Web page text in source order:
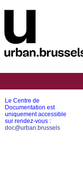
Le Centre de
Documentation est
uniquement accessible
sur rendez-vous :
doc@urban.brussels